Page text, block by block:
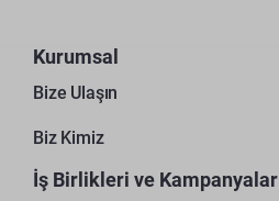
Kurumsal
Bize Ulaşın
Biz Kimiz
İş Birlikleri ve Kampanyalar